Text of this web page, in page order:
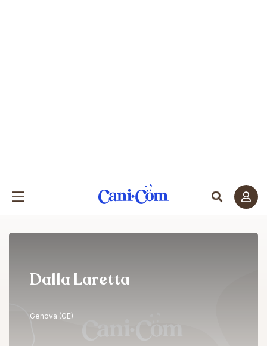
Dalla Laretta
Genova (GE)